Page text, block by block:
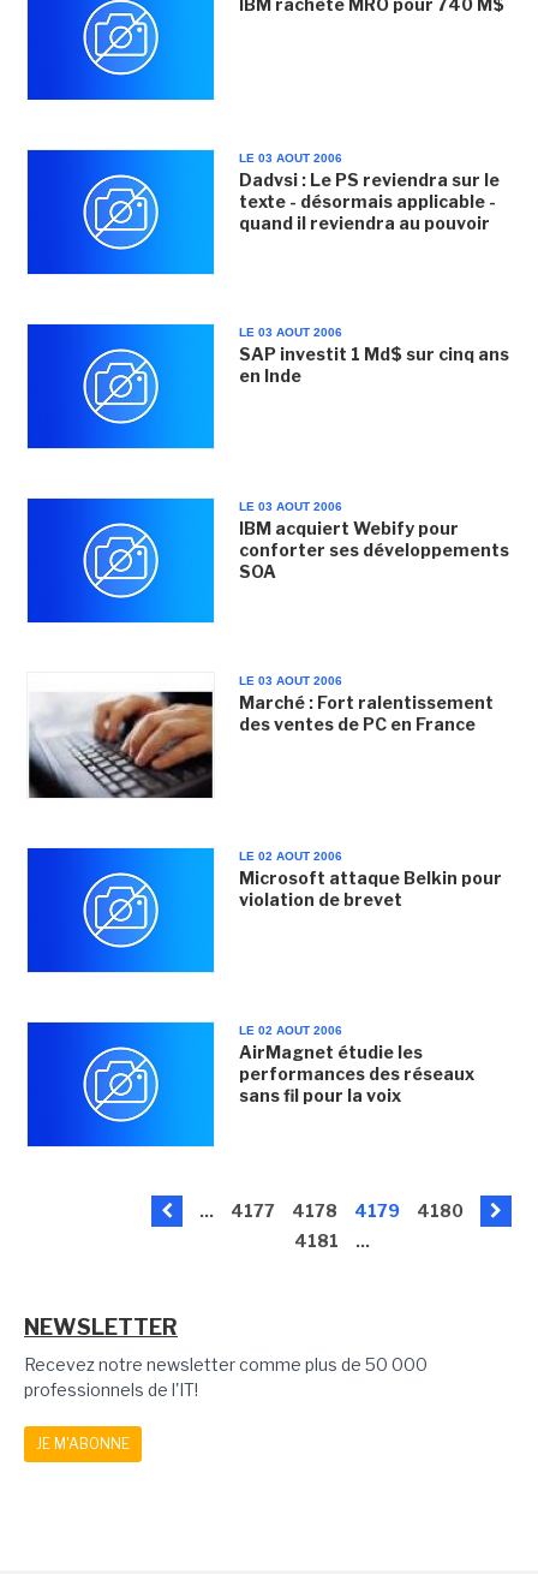
IBM rachète MRO pour 740 M$
LE 03 AOUT 2006
Dadvsi : Le PS reviendra sur le
texte - désormais applicable -
quand il reviendra au pouvoir
LE 03 AOUT 2006
SAP investit 1 Md$ sur cinq ans
en Inde
LE 03 AOUT 2006
IBM acquiert Webify pour
conforter ses développements
SOA
LE 03 AOUT 2006
Marché : Fort ralentissement
des ventes de PC en France
LE 02 AOUT 2006
Microsoft attaque Belkin pour
violation de brevet
LE 02 AOUT 2006
AirMagnet étudie les
performances des réseaux
sans fil pour la voix
... 4177 4178 4179
4180
4181
...
NEWSLETTER
Recevez notre newsletter comme plus de 50 000
professionnels de l'IT!
JE M'ABONNE